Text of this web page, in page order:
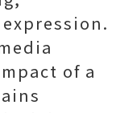
of a